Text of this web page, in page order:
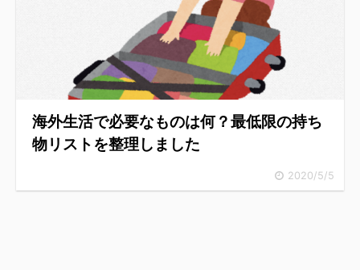
海外生活で必要なものは何？最低限の持ち
物リストを整理しました
2020/5/5